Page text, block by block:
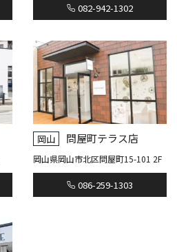
082-942-1302
岡山 問屋町テラス店
岡山県岡山市北区問屋町15-101 2F
086-259-1303